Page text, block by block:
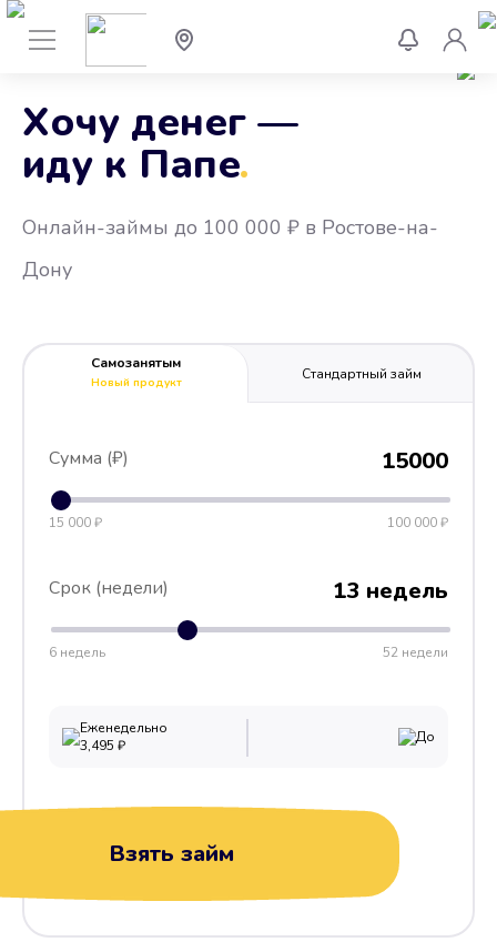
Хочу денег —
иду к Папе
.
Онлайн-займы до 100 000 ₽ в Ростове-на-
Дону
Самозанятым
Новый продукт
Стандартный займ
Сумма (₽) 15000
15 000 ₽ 100 000 ₽
Срок (недели) 13 недель
6 недель 52 недели
Еженедельно
3,495 ₽ До
Взять займ